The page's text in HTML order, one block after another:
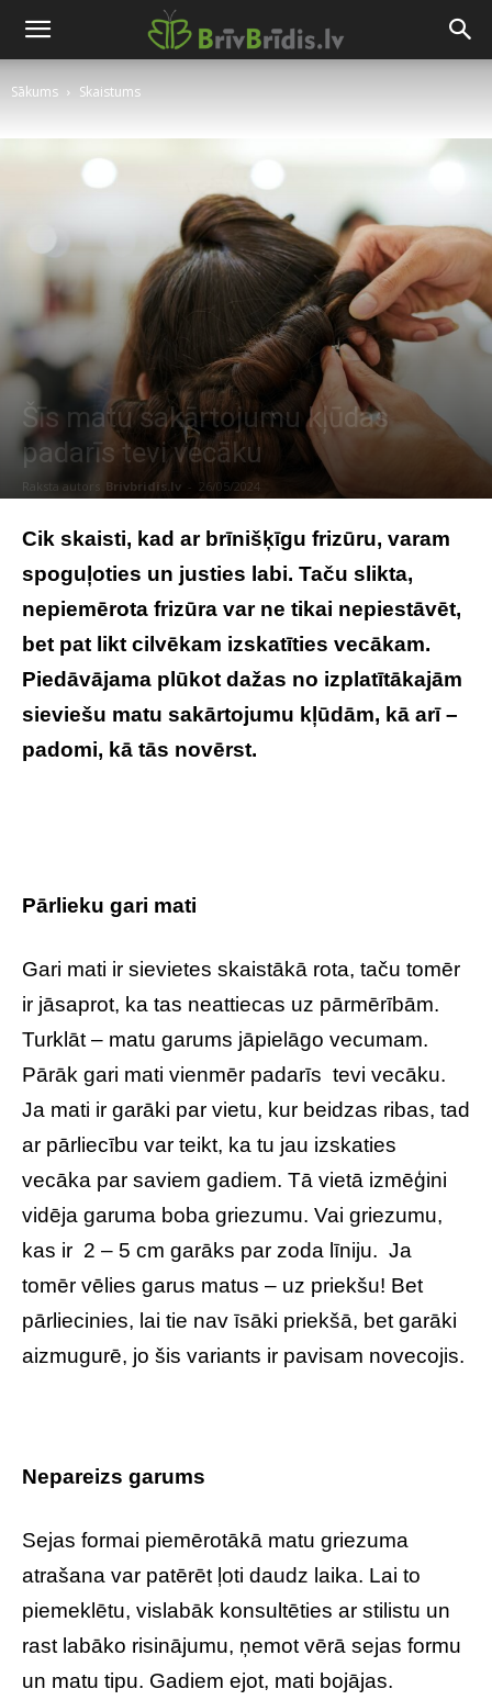
Sākums Skaistums
Šīs matu sakārtojumu kļūdas
padarīs tevi vecāku
Raksta autors Brivbridis.lv 26/05/2024
Cik skaisti, kad ar brīnišķīgu frizūru, varam
spoguļoties un justies labi. Taču slikta,
nepiemērota frizūra var ne tikai nepiestāvēt,
bet pat likt cilvēkam izskatīties vecākam.
Piedāvājama plūkot dažas no izplatītākajām
sieviešu matu sakārtojumu kļūdām, kā arī –
padomi, kā tās novērst.
Pārlieku gari mati
Gari mati ir sievietes skaistākā rota, taču tomēr
ir jāsaprot, ka tas neattiecas uz pārmērībām.
Turklāt – matu garums jāpielāgo vecumam.
Pārāk gari mati vienmēr padarīs tevi vecāku.
Ja mati ir garāki par vietu, kur beidzas ribas, tad
ar pārliecību var teikt, ka tu jau izskaties
vecāka par saviem gadiem. Tā vietā izmēģini
vidēja garuma boba griezumu. Vai griezumu,
kas ir 2 – 5 cm garāks par zoda līniju. Ja
tomēr vēlies garus matus – uz priekšu! Bet
pārliecinies, lai tie nav īsāki priekšā, bet garāki
aizmugurē, jo šis variants ir pavisam novecojis.
Nepareizs garums
Sejas formai piemērotākā matu griezuma
atrašana var patērēt ļoti daudz laika. Lai to
piemeklētu, vislabāk konsultēties ar stilistu un
rast labāko risinājumu, ņemot vērā sejas formu
un matu tipu. Gadiem ejot, mati bojājas.